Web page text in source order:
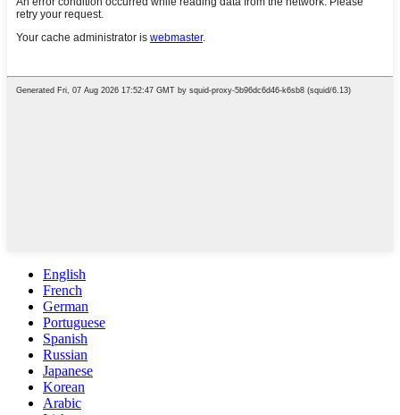
English
French
German
Portuguese
Spanish
Russian
Japanese
Korean
Arabic